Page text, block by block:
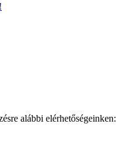
alábbi elérhetőségeinken: